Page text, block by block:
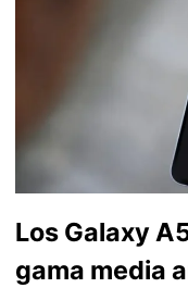
Los Galaxy
gama media